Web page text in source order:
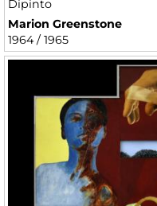
Dipinto
Marion Greenstone
1964 / 1965